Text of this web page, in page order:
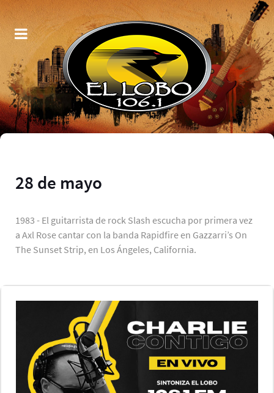
28 de mayo
1983 - El guitarrista de rock Slash escucha por primera vez
a Axl Rose cantar con la banda Rapidfire en Gazzarri’s On
The Sunset Strip, en Los Ángeles, California.